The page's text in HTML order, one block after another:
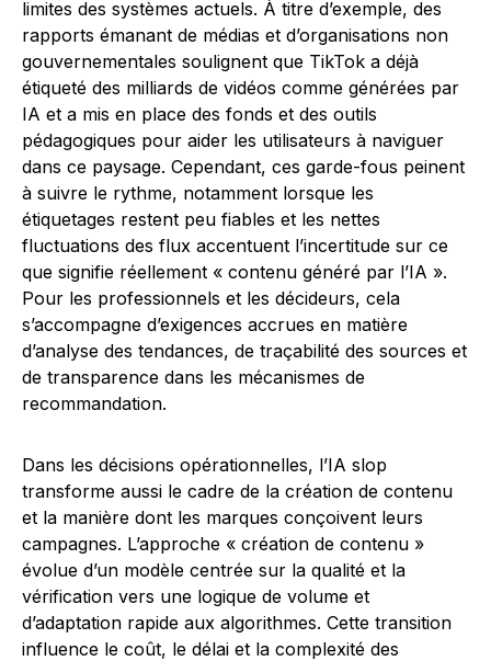
limites des systèmes actuels. À titre d’exemple, des
rapports émanant de médias et d’organisations non
gouvernementales soulignent que TikTok a déjà
étiqueté des milliards de vidéos comme générées par
IA et a mis en place des fonds et des outils
pédagogiques pour aider les utilisateurs à naviguer
dans ce paysage. Cependant, ces garde-fous peinent
à suivre le rythme, notamment lorsque les
étiquetages restent peu fiables et les nettes
fluctuations des flux accentuent l’incertitude sur ce
que signifie réellement « contenu généré par l’IA ».
Pour les professionnels et les décideurs, cela
s’accompagne d’exigences accrues en matière
d’analyse des tendances, de traçabilité des sources et
de transparence dans les mécanismes de
recommandation.
Dans les décisions opérationnelles, l’IA slop
transforme aussi le cadre de la création de contenu
et la manière dont les marques conçoivent leurs
campagnes. L’approche « création de contenu »
évolue d’un modèle centrée sur la qualité et la
vérification vers une logique de volume et
d’adaptation rapide aux algorithmes. Cette transition
influence le coût, le délai et la complexité des